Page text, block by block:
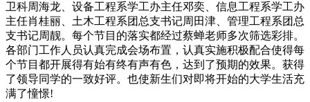
卫科周海龙、设备工程系学工办主任邓奕、信息工程系学工办
主任肖桂丽、土木工程系团总支书记周田津、管理工程系团总
支书记周靓。每个节目的落实都经过蔡蝉老师多次筛选彩排。
各部门工作人员认真完成会场布置，认真实施积极配合使得每
个节目都开展得有始有终有声有色，达到了预期的效果。获得
了领导同学的一致好评。也使新生们对即将开始的大学生活充
满了憧憬!